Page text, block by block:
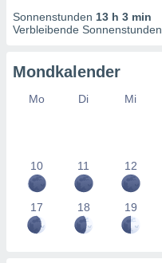
durch
von
Sonnenstunden 13 h 3 min
Verbleibende Sonnenstunden
Mondkalender
Mo Di Mi
10 11 12
17 18 19